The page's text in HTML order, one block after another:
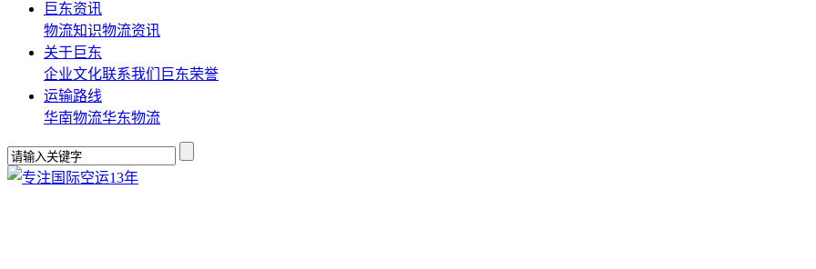
巨东资讯
物流知识物流资讯
关于巨东
企业文化联系我们 巨东荣誉
运输路线
华南物流华东物流